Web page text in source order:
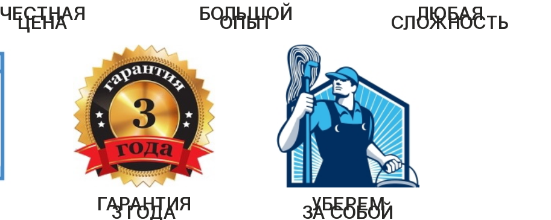
ЧЕСТНАЯ
ЦЕНА БОЛЬШОЙ
ОПЫТ ЛЮБАЯ
СЛОЖНОСТЬ
ГАРАНТИЯ
3 ГОДА УБЕРЕМ
ЗА СОБОЙ